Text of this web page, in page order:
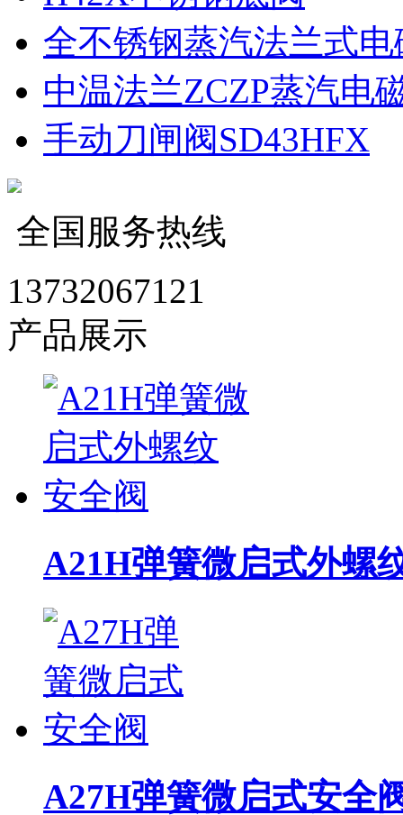
全不锈钢蒸汽法兰式电
中温法兰ZCZP蒸汽电
手动刀闸阀SD43HFX
全国服务热线
13732067121
产品展示
A21H弹簧微启式外螺
A27H弹簧微启式安全